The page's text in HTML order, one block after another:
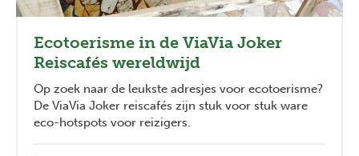
Ecotoerisme in de ViaVia Joker
Reiscafés wereldwijd
Op zoek naar de leukste adresjes voor ecotoerisme?
De ViaVia Joker reiscafés zijn stuk voor stuk ware
eco-hotspots voor reizigers.